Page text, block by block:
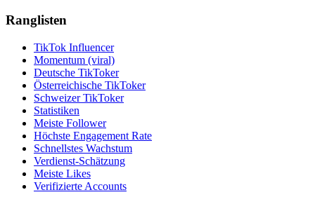
Ranglisten
TikTok Influencer
Momentum (viral)
Deutsche TikToker
Österreichische TikToker
Schweizer TikToker
Statistiken
Meiste Follower
Höchste Engagement Rate
Schnellstes Wachstum
Verdienst-Schätzung
Meiste Likes
Verifizierte Accounts